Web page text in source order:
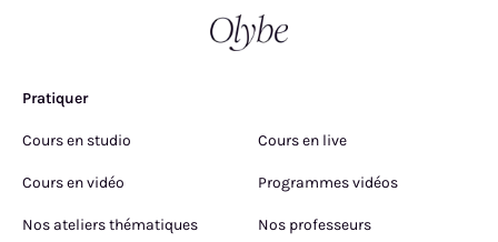
Pratiquer
Cours en studio Cours en live
Cours en vidéo Programmes vidéos
Nos ateliers thématiques Nos professeurs